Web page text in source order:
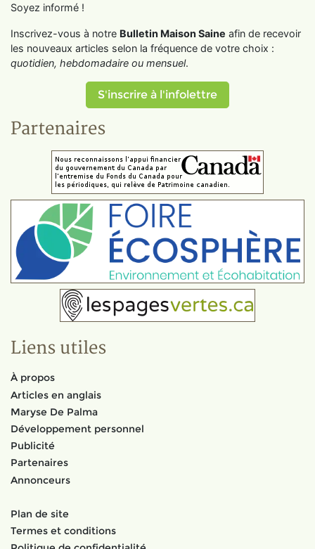
Soyez informé !
Inscrivez-vous à notre Bulletin Maison Saine afin de recevoir
les nouveaux articles selon la fréquence de votre choix :
quotidien, hebdomadaire ou mensuel.
S'inscrire à l'infolettre
Partenaires
Liens utiles
À propos
Articles en anglais
Maryse De Palma
Développement personnel
Publicité
Partenaires
Annonceurs
Plan de site
Termes et conditions